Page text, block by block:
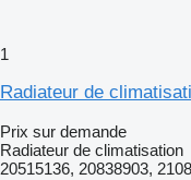
1
Radiateur de
Prix sur demande
Radiateur de climatisation
20515136, 20838903,